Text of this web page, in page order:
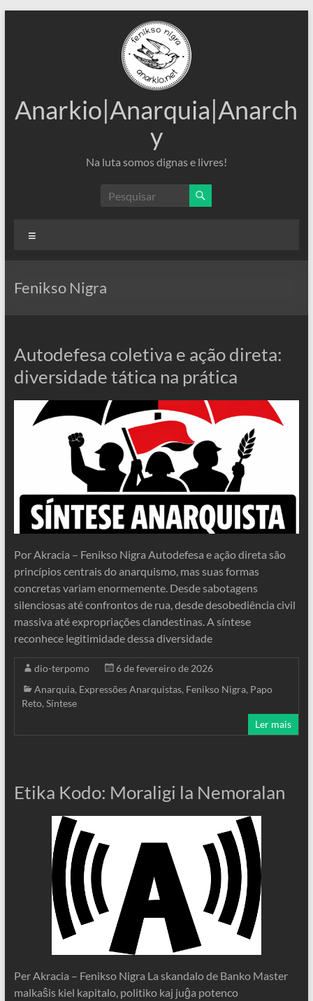
Anarkio|Anarquia|Anarch
y
Na luta somos dignas e livres!
Fenikso Nigra
Autodefesa coletiva e ação direta:
diversidade tática na prática
Por Akracia – Fenikso Nigra Autodefesa e ação direta são
princípios centrais do anarquismo, mas suas formas
concretas variam enormemente. Desde sabotagens
silenciosas até confrontos de rua, desde desobediência civil
massiva até expropriações clandestinas. A síntese
reconhece legitimidade dessa diversidade
dio-terpomo
6 de fevereiro de 2026
Anarquia, Expressões Anarquistas, Fenikso Nigra, Papo
Reto, Síntese
Ler mais
Etika Kodo: Moraligi la Nemoralan
Per Akracia – Fenikso Nigra La skandalo de Banko Master
malkaŝis kiel kapitalo, politiko kaj juĝa potenco